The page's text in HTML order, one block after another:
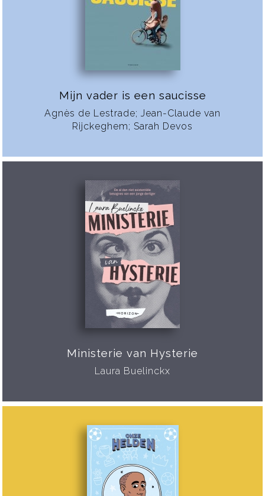
Mijn vader is een saucisse
Agnès de Lestrade; Jean-Claude van
Rijckeghem; Sarah Devos
Ministerie van Hysterie
Laura Buelinckx